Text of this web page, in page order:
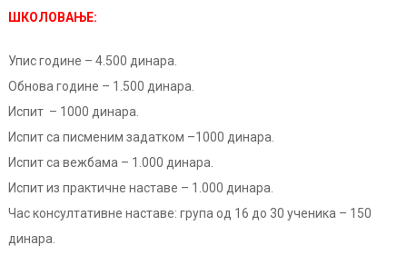
ШКОЛОВАЊЕ:
Упис годинe – 4.500 динара.
Обнова године – 1.500 динара.
Испит – 1000 динара.
Испит са писменим задатком –1000 динара.
Испит са вежбама – 1.000 динара.
Испит из практичне наставе – 1.000 динара.
Час консултативне наставе: група од 16 до 30 ученика – 150
динара.